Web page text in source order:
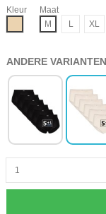
Kleur
Maat
M
L XL
ANDERE VARIANTEN